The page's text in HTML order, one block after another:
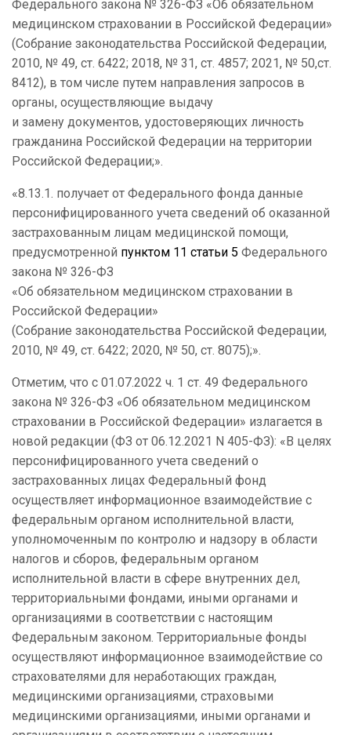
Федерального закона № 326-ФЗ «Об обязательном
медицинском страховании в Российской Федерации»
(Собрание законодательства Российской Федерации,
2010, № 49, ст. 6422; 2018, № 31, ст. 4857; 2021, № 50,ст.
8412), в том числе путем направления запросов в
органы, осуществляющие выдачу
и замену документов, удостоверяющих личность
гражданина Российской Федерации на территории
Российской Федерации;».
«8.13.1. получает от Федерального фонда данные
персонифицированного учета сведений об оказанной
застрахованным лицам медицинской помощи,
предусмотренной пунктом 11 статьи 5 Федерального
закона № 326-ФЗ
«Об обязательном медицинском страховании в
Российской Федерации»
(Собрание законодательства Российской Федерации,
2010, № 49, ст. 6422; 2020, № 50, ст. 8075);».
Отметим, что с 01.07.2022 ч. 1 ст. 49 Федерального
закона № 326-ФЗ «Об обязательном медицинском
страховании в Российской Федерации» излагается в
новой редакции (ФЗ от 06.12.2021 N 405-ФЗ): «В целях
персонифицированного учета сведений о
застрахованных лицах Федеральный фонд
осуществляет информационное взаимодействие с
федеральным органом исполнительной власти,
уполномоченным по контролю и надзору в области
налогов и сборов, федеральным органом
исполнительной власти в сфере внутренних дел,
территориальными фондами, иными органами и
организациями в соответствии с настоящим
Федеральным законом. Территориальные фонды
осуществляют информационное взаимодействие со
страхователями для неработающих граждан,
медицинскими организациями, страховыми
медицинскими организациями, иными органами и